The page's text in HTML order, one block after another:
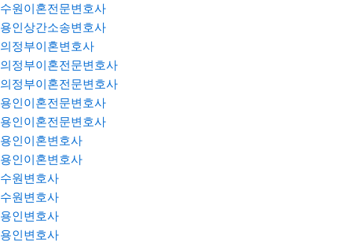
수원이혼전문변호사
용인상간소송변호사
의정부이혼변호사
의정부이혼전문변호사
의정부이혼전문변호사
용인이혼전문변호사
용인이혼전문변호사
용인이혼변호사
용인이혼변호사
수원변호사
수원변호사
용인변호사
용인변호사